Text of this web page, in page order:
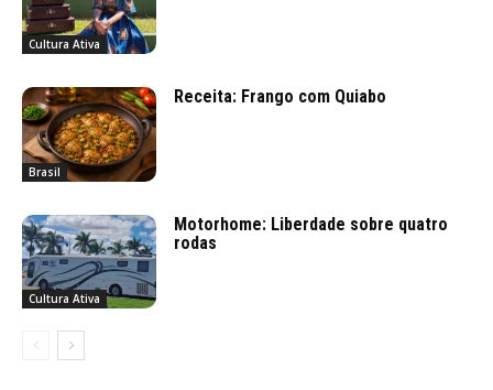
Cultura Ativa
Brasil
Receita: Frango com Quiabo
Cultura Ativa
Motorhome: Liberdade sobre quatro
rodas